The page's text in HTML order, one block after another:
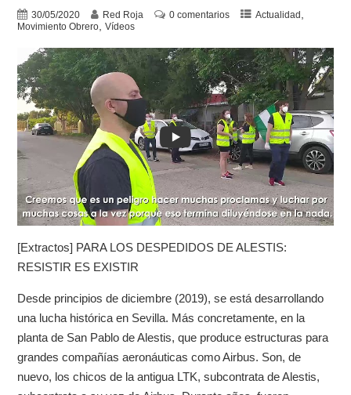
30/05/2020 Red Roja 0 comentarios Actualidad
Movimiento Obrero, Vídeos
[Extractos] PARA LOS DESPEDIDOS DE ALESTIS:
RESISTIR ES EXISTIR
Desde principios de diciembre (2019), se está desarrollando
una lucha histórica en Sevilla. Más concretamente, en la
planta de San Pablo de Alestis, que produce estructuras para
grandes compañías aeronáuticas como Airbus. Son, de
nuevo, los chicos de la antigua LTK, subcontrata de Alestis,